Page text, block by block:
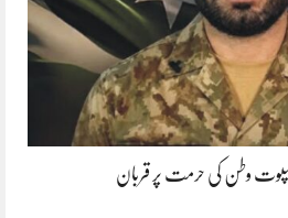
سپوت وطن کی حرمت پر قربان